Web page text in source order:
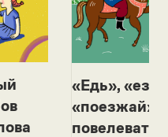
«Едь»,
«поезжай»?
повелевать